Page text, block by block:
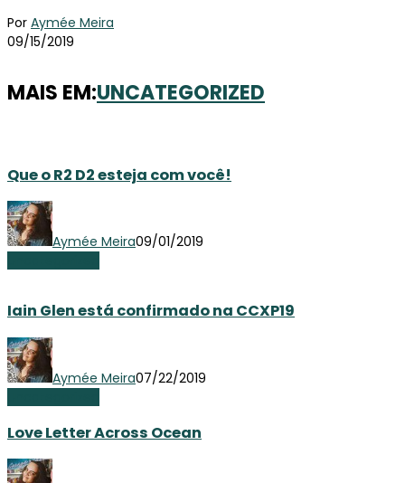
Por Aymée Meira
09/15/2019
MAIS EM:UNCATEGORIZED
Que o R2 D2 esteja com você!
Aymée Meira09/01/2019
Iain Glen está confirmado na CCXP19
Aymée Meira07/22/2019
Love Letter Across Ocean